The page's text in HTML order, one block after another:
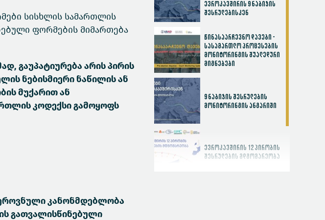
სისხლის სამართლის
ფორმების მიმართება
გაუპატიურება არის პირის
ნებისმიერი ნაწილის ან
მუქარით ან
კოდექსი გამოყოფს
კანონმდებლობა
გათვალისწინებული
ევროკავშირის 9 ნაბიჯის
შესრულებისკენ
წინასაარჩევნო დავები -
სასამართლო პროცესების
მონიტორინგის შუალედური
მიგნებები
9 ნაბიჯის შესრულების
მონიტორინგის ანგარიში
ევროკავშირის 12 პირობის
შესრულების მდგომარეობა